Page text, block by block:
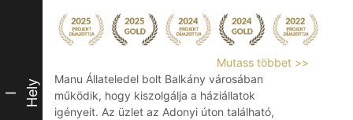
I Hely
Mutass többet >>
Manu Állateledel bolt Balkány városában
működik, hogy kiszolgálja a háziállatok
igényeit. Az üzlet az Adonyi úton található,